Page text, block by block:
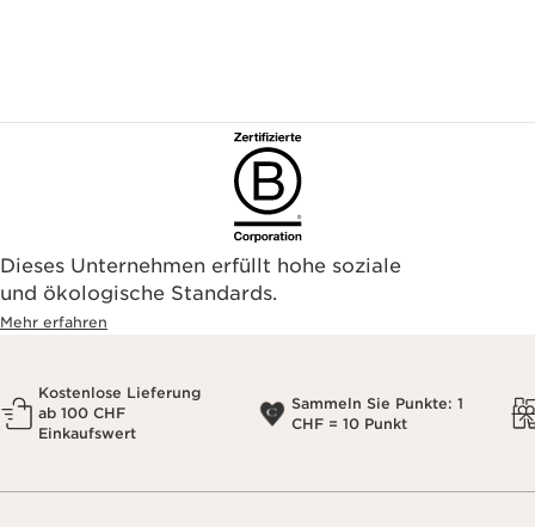
Dieses Unternehmen erfüllt hohe soziale
und ökologische Standards.
Mehr erfahren
Kostenlose Lieferung
ab 100 CHF
Einkaufswert
Sammeln Sie Punkte: 1
CHF = 10 Punkt